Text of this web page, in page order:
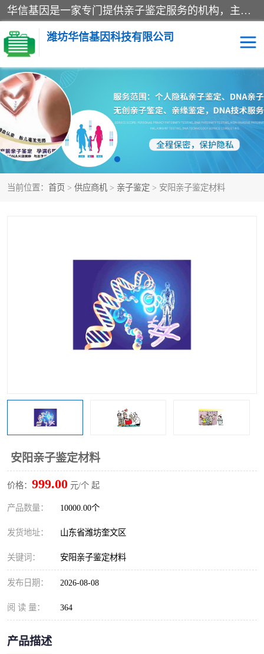
华信基因是一家专门提供亲子鉴定服务的机构，主要业务：济南亲子鉴定、临沂亲子鉴定、菏泽亲子鉴定、淄博亲子鉴定、青岛亲子鉴定、日照亲子鉴定、临朐亲子鉴定、寿光亲子鉴定等，联合广州、上海、北京、深圳、杭州、武汉、成都、合肥、贵阳、沈阳等地区有法医物证鉴定机构及基因检测公司，为国内外客户提供便捷的DNA鉴定服务。
潍坊华信基因科技有限公司
当前位置： 首页 > 供应商机 > 亲子鉴定 > 安阳亲子鉴定材料
安阳亲子鉴定材料
价格： 999.00 元/个 起
产品数量： 10000.00个
发货地址： 山东省潍坊奎文区
关键词： 安阳亲子鉴定材料
发布日期： 2026-08-08
阅 读 量： 364
产品描述
亲子鉴定 DNA亲子鉴定
隐私亲子鉴定 无创亲子鉴定
孕期亲子鉴定